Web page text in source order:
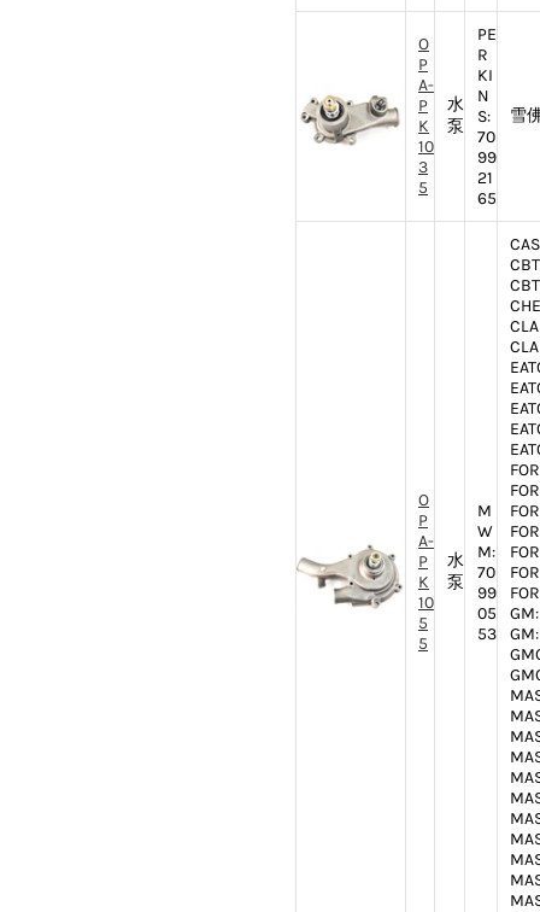
O
P
A-
P
K
10
3
5
水
泵
PE
R
KI
N
S:
70
99
21
65
雪
O
P
A-
P
K
10
5
5
水
泵
M
W
M:
70
99
05
53